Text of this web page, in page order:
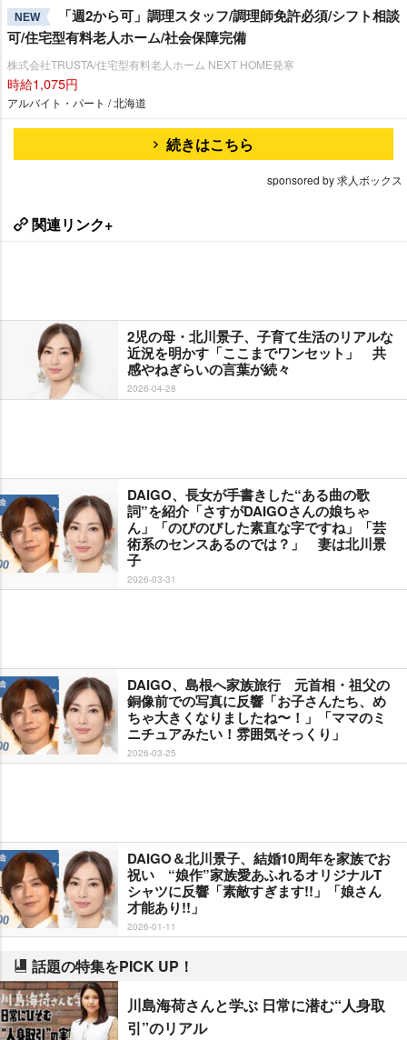
NEW
「週2から可」調理スタッフ/調理師免許必須/シフト相談
可/住宅型有料老人ホーム/社会保障完備
株式会社TRUSTA/住宅型有料老人ホーム NEXT HOME発寒
時給1,075円
アルバイト・パート / 北海道
続きはこちら
sponsored by 求人ボックス
関連リンク+
2児の母・北川景子、子育て生活のリアルな
近況を明かす「ここまでワンセット」 共
感やねぎらいの言葉が続々
2026-04-28
DAIGO、長女が手書きした“ある曲の歌
詞”を紹介「さすがDAIGOさんの娘ちゃ
ん」「のびのびした素直な字ですね」「芸
術系のセンスあるのでは？」 妻は北川景
子
2026-03-31
DAIGO、島根へ家族旅行 元首相・祖父の
銅像前での写真に反響「お子さんたち、め
ちゃ大きくなりましたね〜！」「ママのミ
ニチュアみたい！雰囲気そっくり」
2026-03-25
DAIGO＆北川景子、結婚10周年を家族でお
祝い “娘作”家族愛あふれるオリジナルT
シャツに反響「素敵すぎます!!」「娘さん
才能あり!!」
2026-01-11
話題の特集をPICK UP！
川島海荷さんと学ぶ 日常に潜む“人身取
引”のリアル